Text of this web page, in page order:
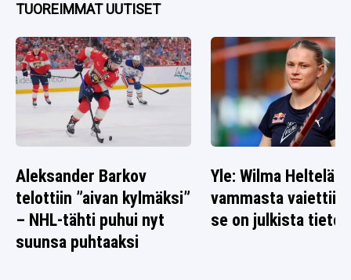
TUOREIMMAT UUTISET
Aleksander Barkov
telottiin ”aivan kylmäksi”
– NHL-tähti puhui nyt
suunsa puhtaaksi
Yle: Wilma Heltelän
vammasta vaiettiin
se on julkista tietoa